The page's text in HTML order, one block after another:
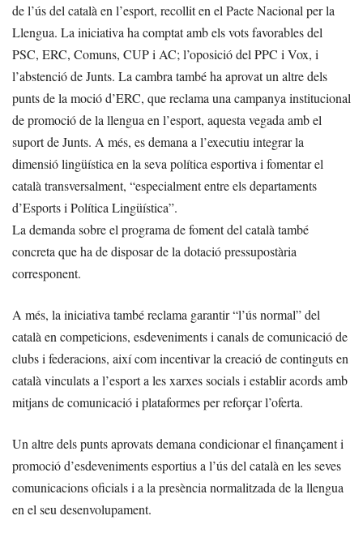
de l’ús del català en l’esport, recollit en el Pacte Nacional per la
Llengua. La iniciativa ha comptat amb els vots favorables del
PSC, ERC, Comuns, CUP i AC; l’oposició del PPC i Vox, i
l’abstenció de Junts. La cambra també ha aprovat un altre dels
punts de la moció d’ERC, que reclama una campanya institucional
de promoció de la llengua en l’esport, aquesta vegada amb el
suport de Junts. A més, es demana a l’executiu integrar la
dimensió lingüística en la seva política esportiva i fomentar el
català transversalment, “especialment entre els departaments
d’Esports i Política Lingüística”.
La demanda sobre el programa de foment del català també
concreta que ha de disposar de la dotació pressupostària
corresponent.
A més, la iniciativa també reclama garantir “l’ús normal” del
català en competicions, esdeveniments i canals de comunicació de
clubs i federacions, així com incentivar la creació de continguts en
català vinculats a l’esport a les xarxes socials i establir acords amb
mitjans de comunicació i plataformes per reforçar l’oferta.
Un altre dels punts aprovats demana condicionar el finançament i
promoció d’esdeveniments esportius a l’ús del català en les seves
comunicacions oficials i a la presència normalitzada de la llengua
en el seu desenvolupament.